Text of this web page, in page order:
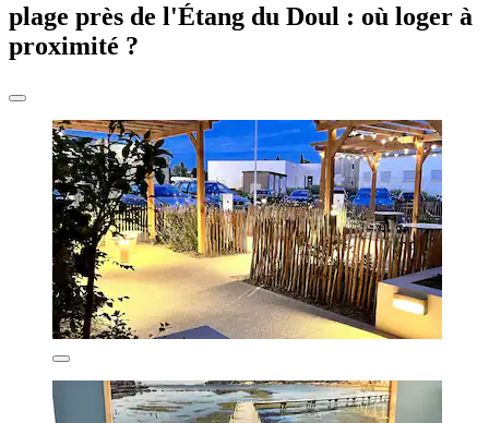
plage près de l'Étang du Doul : où loger à
proximité ?